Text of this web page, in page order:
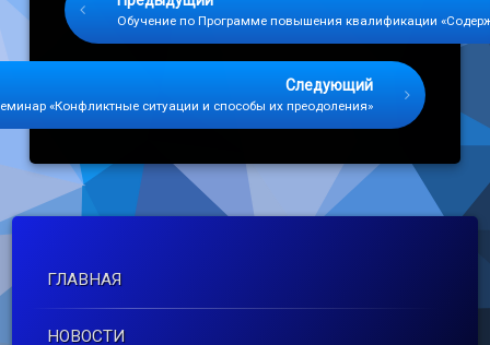
Обучение по Программе повышения квалификации
Следующий
«Конфликтные ситуации и способы их преодоления»
ГЛАВНАЯ
НОВОСТИ